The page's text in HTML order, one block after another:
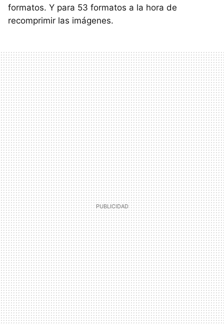
formatos. Y para 53 formatos a la hora de
recomprimir las imágenes.